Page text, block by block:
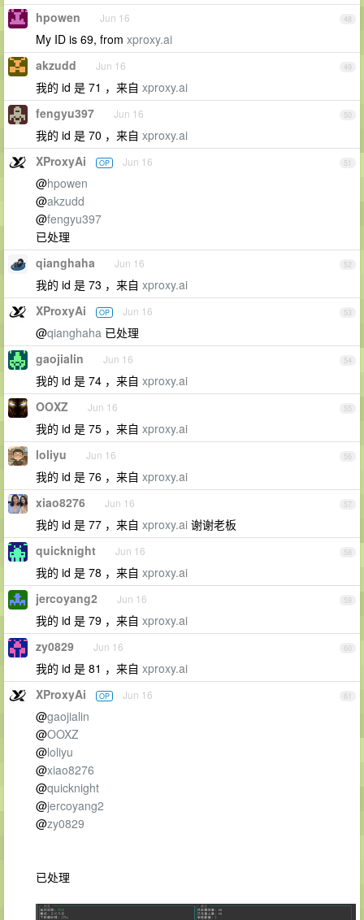
48
hpowen Jun 16
My ID is 69, from xproxy.ai
49
akzudd Jun 16
我的 id 是 71 ，来自 xproxy.ai
50
fengyu397 Jun 16
我的 id 是 70 ，来自 xproxy.ai
51
XProxyAi OP Jun 16
@hpowen
@akzudd
@fengyu397
已处理
52
qianghaha Jun 16
我的 id 是 73 ，来自 xproxy.ai
53
XProxyAi OP Jun 16
@qianghaha 已处理
54
gaojialin Jun 16
我的 id 是 74 ，来自 xproxy.ai
55
OOXZ Jun 16
我的 id 是 75 ，来自 xproxy.ai
56
loliyu Jun 16
我的 id 是 76 ，来自 xproxy.ai
57
xiao8276 Jun 16
我的 id 是 77 ，来自 xproxy.ai 谢谢老板
58
quicknight Jun 16
我的 id 是 78 ，来自 xproxy.ai
59
jercoyang2 Jun 16
我的 id 是 79 ，来自 xproxy.ai
60
zy0829 Jun 16
我的 id 是 81 ，来自 xproxy.ai
61
XProxyAi OP Jun 16
@gaojialin
@OOXZ
@loliyu
@xiao8276
@quicknight
@jercoyang2
@zy0829
已处理